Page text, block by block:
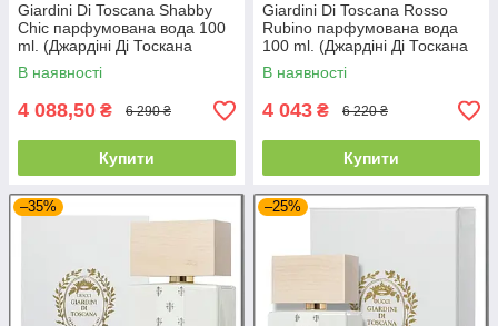
Giardini Di Toscana Shabby
Chic парфумована вода 100
ml. (Джардіні Ді Тоскана
Шаббі Шик)
В наявності
4 088,50 ₴ 6 290 ₴
Купити
Giardini Di Toscana Rosso
Rubino парфумована вода
100 ml. (Джардіні Ді Тоскана
Россо Рубіно)
В наявності
4 043 ₴ 6 220 ₴
Купити
–35% –25%